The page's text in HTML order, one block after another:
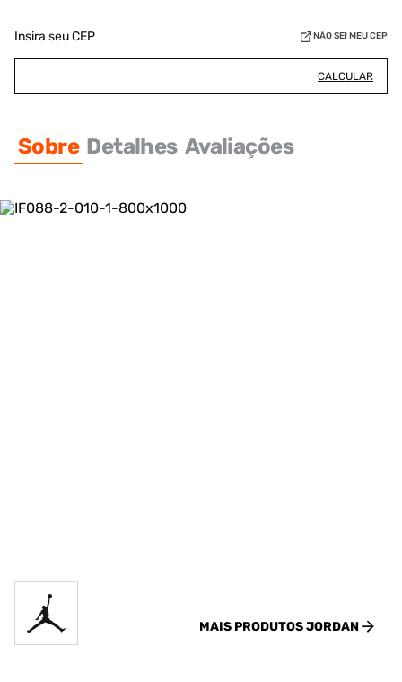
Insira seu CEP NÃO SEI MEU CEP
CALCULAR
Sobre Detalhes Avaliações
MAIS PRODUTOSJORDAN